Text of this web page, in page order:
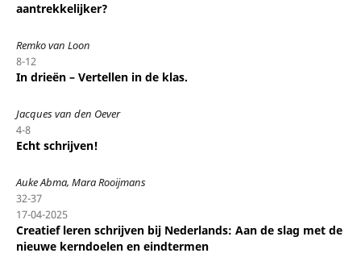
aantrekkelijker?
Remko van Loon
8-12
In drieën – Vertellen in de klas.
Jacques van den Oever
4-8
Echt schrijven!
Auke Abma, Mara Rooijmans
32-37
17-04-2025
Creatief leren schrijven bij Nederlands: Aan de slag met de
nieuwe kerndoelen en eindtermen